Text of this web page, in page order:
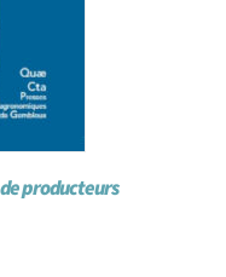
producteurs